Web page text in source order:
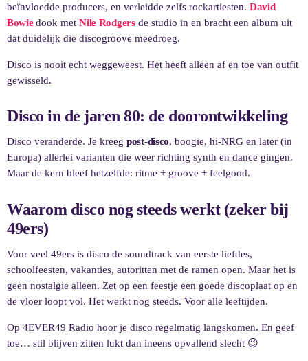
beïnvloedde producers, en verleidde zelfs rockartiesten. David
Bowiedook met Nile Rodgers de studio in en bracht een album uit
dat duidelijk die discogroove meedroeg.
Disco is nooit echt weggeweest. Het heeft alleen af en toe van outfit
gewisseld.
Disco in de jaren 80: de doorontwikkeling
Disco veranderde. Je kreeg post-disco, boogie, hi-NRG en later (in
Europa) allerlei varianten die weer richting synth en dance gingen.
Maar de kern bleef hetzelfde: ritme + groove + feelgood.
Waarom disco nog steeds werkt (zeker bij
49ers)
Voor veel 49ers is disco de soundtrack van eerste liefdes,
schoolfeesten, vakanties, autoritten met de ramen open. Maar het is
geen nostalgie alleen. Zet op een feestje een goede discoplaat op en
de vloer loopt vol. Het werkt nog steeds. Voor alle leeftijden.
Op 4EVER49 Radio hoor je disco regelmatig langskomen. En geef
toe… stil blijven zitten lukt dan ineens opvallend slecht 😉